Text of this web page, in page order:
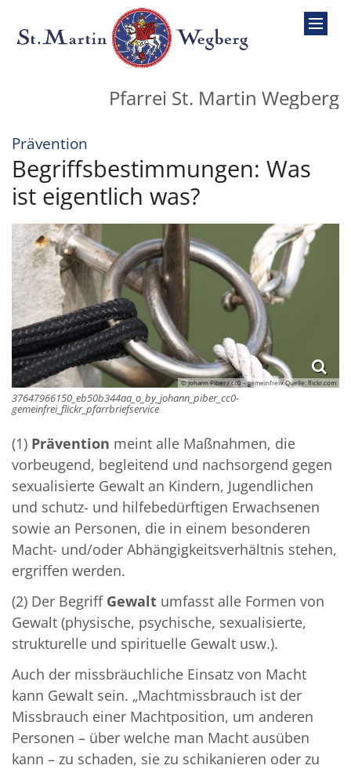
Zum Inhalt springen
Pfarrei St. Martin Wegberg
Prävention
Begriffsbestimmungen: Was
ist eigentlich was?
© Johann Piber / cc0 – gemeinfrei / Quelle: flickr.com
37647966150_eb50b344aa_o_by_johann_piber_cc0-
gemeinfrei_flickr_pfarrbriefservice
(1) Prävention meint alle Maßnahmen, die
vorbeugend, begleitend und nachsorgend gegen
sexualisierte Gewalt an Kindern, Jugendlichen
und schutz- und hilfebedürftigen Erwachsenen
sowie an Personen, die in einem besonderen
Macht- und/oder Abhängigkeitsverhältnis stehen,
ergriffen werden.
(2) Der Begriff Gewalt umfasst alle Formen von
Gewalt (physische, psychische, sexualisierte,
strukturelle und spirituelle Gewalt usw.).
Auch der missbräuchliche Einsatz von Macht
kann Gewalt sein. „Machtmissbrauch ist der
Missbrauch einer Machtposition, um anderen
Personen – über welche man Macht ausüben
kann – zu schaden, sie zu schikanieren oder zu